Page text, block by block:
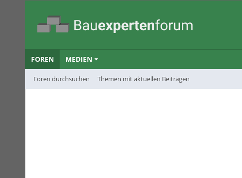
FOREN
Foren durchsuchen Themen mit aktuellen Beiträgen
MEDIEN